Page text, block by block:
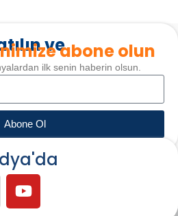
veabone olun
ilk senin haberin olsun.
Abone Ol